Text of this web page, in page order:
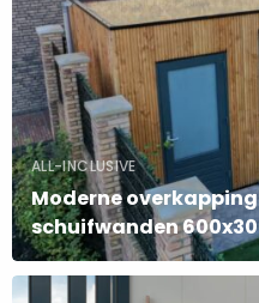
ALL-INCLUSIVE
Moderne
schuifwanden
Lees